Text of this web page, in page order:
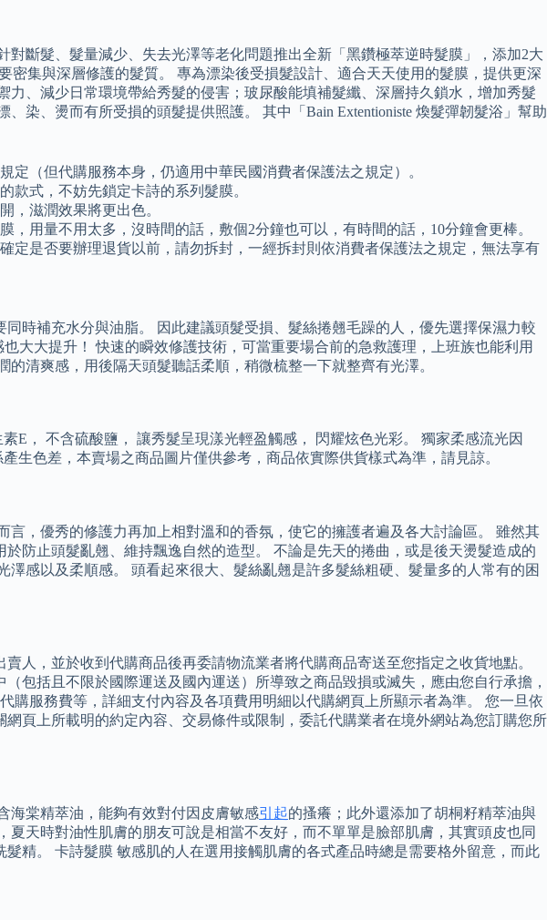
斷髮、髮量減少、失去光澤等老化問題推出全新「黑鑽極萃逆時髮膜」，添加2大
集與深層修護的髮質。 專為漂染後受損髮設計、適合天天使用的髮膜，提供更深
、減少日常環境帶給秀髮的侵害；玻尿酸能填補髮纖、深層持久鎖水，增加秀髮
染、燙而有所受損的頭髮提供照護。 其中「Bain Extentioniste 煥髮彈韌髮浴」幫助
（但代購服務本身，仍適用中華民國消費者保護法之規定）。
款式，不妨先鎖定卡詩的系列髮膜。
，滋潤效果將更出色。
用量不用太多，沒時間的話，敷個2分鐘也可以，有時間的話，10分鐘會更棒。
是否要辦理退貨以前，請勿拆封，一經拆封則依消費者保護法之規定，無法享有
時補充水分與油脂。 因此建議頭髮受損、髮絲捲翹毛躁的人，優先選擇保濕力較
大大提升！ 快速的瞬效修護技術，可當重要場合前的急救護理，上班族也能利用
清爽感，用後隔天頭髮聽話柔順，稍微梳整一下就整齊有光澤。
E， 不含硫酸鹽， 讓秀髮呈現漾光輕盈觸感， 閃耀炫色光彩。 獨家柔感流光因
生色差，本賣場之商品圖片僅供參考，商品依實際供貨樣式為準，請見諒。
，優秀的修護力再加上相對溫和的香氛，使它的擁護者遍及各大討論區。 雖然其
防止頭髮亂翹、維持飄逸自然的造型。 不論是先天的捲曲，或是後天燙髮造成的
感以及柔順感。 頭看起來很大、髮絲亂翹是許多髮絲粗硬、髮量多的人常有的困
人，並於收到代購商品後再委請物流業者將代購商品寄送至您指定之收貨地點。
包括且不限於國際運送及國內運送）所導致之商品毀損或滅失，應由您自行承擔，
服務費等，詳細支付內容及各項費用明細以代購網頁上所顯示者為準。 您一旦依
頁上所載明的約定內容、交易條件或限制，委託代購業者在境外網站為您訂購您所
海棠精萃油，能夠有效對付因皮膚敏感引起的搔癢；此外還添加了胡桐籽精萃油與
天時對油性肌膚的朋友可說是相當不友好，而不單單是臉部肌膚，其實頭皮也同
精。 卡詩髮膜 敏感肌的人在選用接觸肌膚的各式產品時總是需要格外留意，而此